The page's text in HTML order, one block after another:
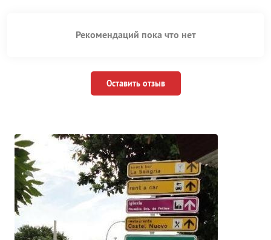
Рекомендаций пока что нет
Оставить отзыв